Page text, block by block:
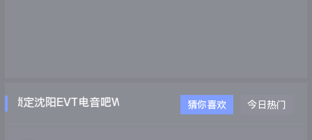
锁定沈阳EVT电音吧WWW.EVTDJ.COM
猜你喜欢 今日热门